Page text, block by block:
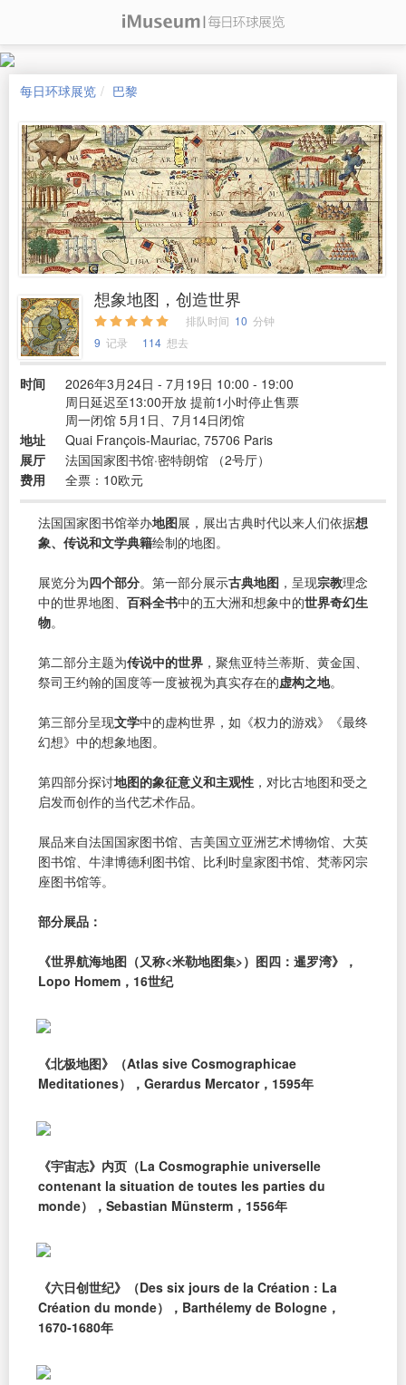
每日环球展览 巴黎
想象地图，创造世界
排队时间 10 分钟
9 记录 114 想去
时间
2026年3月24日 - 7月19日 10:00 - 19:00
周日延迟至13:00开放 提前1小时停止售票
周一闭馆 5月1日、7月14日闭馆
地址
Quai François-Mauriac, 75706 Paris
展厅
法国国家图书馆·密特朗馆 （2号厅）
费用
全票：10欧元
法国国家图书馆举办地图展，展出古典时代以来人们依据想
象、传说和文学典籍绘制的地图。
展览分为四个部分。第一部分展示古典地图 ，呈现宗教理念
中的世界地图、 百科全书中的五大洲和想象中的世界奇幻生
物。
第二部分主题为传说中的世界 ，聚焦亚特兰蒂斯、黄金国、
祭司王约翰的国度等一度被视为真实存在的虚构之地。
第三部分呈现文学中的虚构世界，如《权力的游戏》《最终
幻想》中的想象地图。
第四部分探讨地图的象征意义和主观性 ，对比古地图和受之
启发而创作的当代艺术作品。
展品来自法国国家图书馆、吉美国立亚洲艺术博物馆、大英
图书馆、牛津博德利图书馆、比利时皇家图书馆、梵蒂冈宗
座图书馆等。
部分展品：
《世界航海地图（又称<米勒地图集>）图四：暹罗湾》，
Lopo Homem，16世纪
《北极地图》（Atlas sive Cosmographicae
Meditationes），Gerardus Mercator，1595年
《宇宙志》内页（La Cosmographie universelle
contenant la situation de toutes les parties du
monde），Sebastian Münsterm，1556年
《六日创世纪》（Des six jours de la Création : La
Création du monde），Barthélemy de Bologne，
1670-1680年